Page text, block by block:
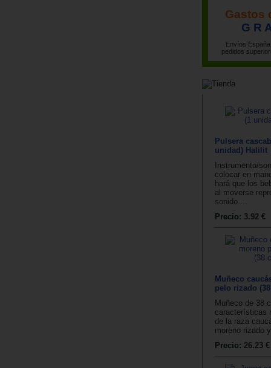
Gastos
G R
Envíos
pedidos
Pulsera
unidad) Halilit
Instrumento/
colocar en
hará que los
al moverse
sonido....
Precio: 3.92 €
Muñeco
pelo rizado
Muñeco de 38
características
de la raza
moreno rizado
Precio: 26.23 €